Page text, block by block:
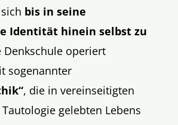
bis in seine
Identität hinein selbst zu
Denkschule operiert
sogenannter
, die in vereinseitigten
gelebten Lebens